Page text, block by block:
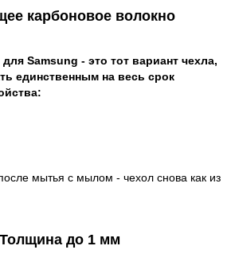
карбоновое волокно
Samsung - это тот вариант чехла,
единственным на весь срок
мытья с мылом - чехол снова как из
Толщина до 1 мм